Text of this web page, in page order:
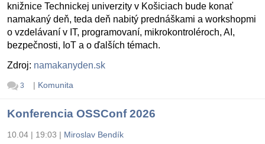
knižnice Technickej univerzity v Košiciach bude konať
namakaný deň, teda deň nabitý prednáškami a workshopmi
o vzdelávaní v IT, programovaní, mikrokontroléroch, AI,
bezpečnosti, IoT a o ďalších témach.
Zdroj: namakanyden.sk
3 | Komunita
Konferencia OSSConf 2026
10.04 | 19:03 | Miroslav Bendík